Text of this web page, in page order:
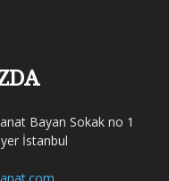
Bayan Sokak no 1
İstanbul